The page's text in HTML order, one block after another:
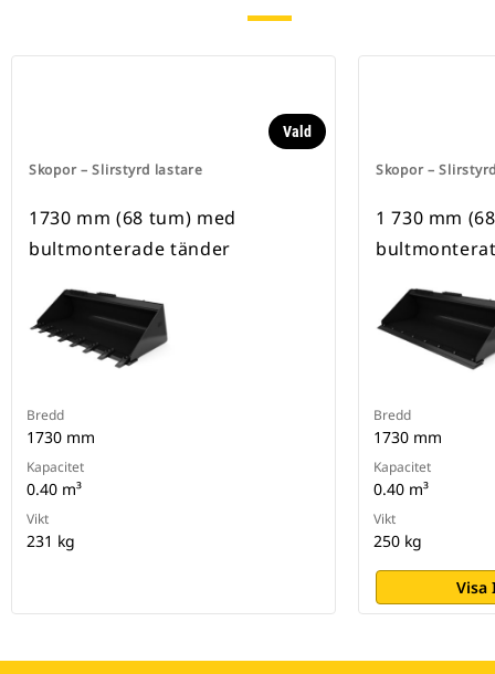
Skopor – Slirstyrd lastare
Vald
1730 mm (68 tum) med
bultmonterade tänder
Bredd
1730 mm
Kapacitet
0.40 m³
Vikt
231 kg
Skopor –
1 730 mm
Bredd
1730 mm
Kapacitet
0.40 m³
Vikt
250 kg
Visa